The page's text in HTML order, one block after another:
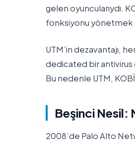
gelen oyuncularıydı.
fonksiyonu yönetmek
UTM’in dezavantajı,
dedicated bir antivirus
Bu nedenle UTM,
Beşinci
2008’de Palo Alto